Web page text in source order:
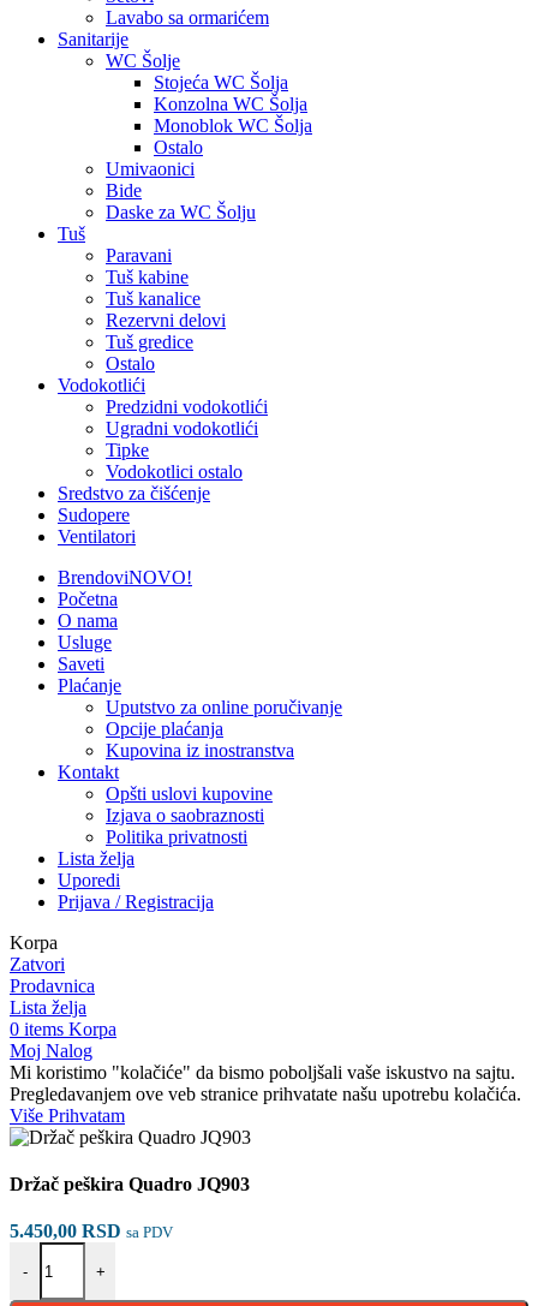
Lavabo sa ormarićem
Sanitarije
WC Šolje
Stojeća WC Šolja
Konzolna WC Šolja
Monoblok WC Šolja
Ostalo
Umivaonici
Bide
Daske za WC Šolju
Tuš
Paravani
Tuš kabine
Tuš kanalice
Rezervni delovi
Tuš gredice
Ostalo
Vodokotlići
Predzidni vodokotlići
Ugradni vodokotlići
Tipke
Vodokotlici ostalo
Sredstvo za čišćenje
Sudopere
Ventilatori
BrendoviNOVO!
Početna
O nama
Usluge
Saveti
Plaćanje
Uputstvo za online poručivanje
Opcije plaćanja
Kupovina iz inostranstva
Kontakt
Opšti uslovi kupovine
Izjava o saobraznosti
Politika privatnosti
Lista želja
Uporedi
Prijava / Registracija
Korpa
Zatvori
Prodavnica
Lista želja
0 items Korpa
Moj Nalog
Mi koristimo "kolačiće" da bismo poboljšali vaše iskustvo na sajtu.
Pregledavanjem ove veb stranice prihvatate našu upotrebu kolačića.
Više Više
Prihvatam
Držač peškira Quadro JQ903
5.450,00 RSD sa PDV
-
Držač peškira Quadro JQ903 količina
+